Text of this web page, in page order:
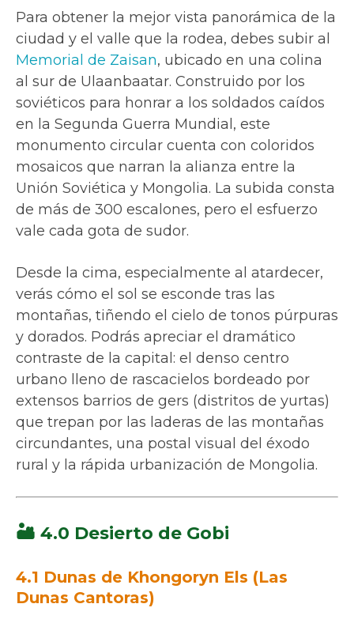
Para obtener la mejor vista panorámica de la
ciudad y el valle que la rodea, debes subir al
Memorial de Zaisan, ubicado en una colina
al sur de Ulaanbaatar. Construido por los
soviéticos para honrar a los soldados caídos
en la Segunda Guerra Mundial, este
monumento circular cuenta con coloridos
mosaicos que narran la alianza entre la
Unión Soviética y Mongolia. La subida consta
de más de 300 escalones, pero el esfuerzo
vale cada gota de sudor.
Desde la cima, especialmente al atardecer,
verás cómo el sol se esconde tras las
montañas, tiñendo el cielo de tonos púrpuras
y dorados. Podrás apreciar el dramático
contraste de la capital: el denso centro
urbano lleno de rascacielos bordeado por
extensos barrios de gers (distritos de yurtas)
que trepan por las laderas de las montañas
circundantes, una postal visual del éxodo
rural y la rápida urbanización de Mongolia.
🏜️ 4.0 Desierto de Gobi
4.1 Dunas de Khongoryn Els (Las
Dunas Cantoras)